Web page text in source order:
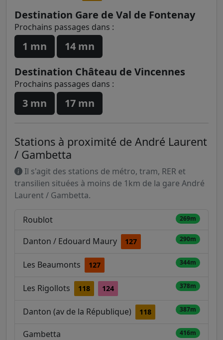
Destination Gare de Val de Fontenay
Prochains passages dans :
1 mn
14 mn
Destination Château de Vincennes
Prochains passages dans :
3 mn 17 mn
Stations à proximité de André Laurent
/ Gambetta
Il s'agit des stations de métro, tram, RER et
transilien situées à moins de 1km de la gare André
Laurent / Gambetta.
Roublot 269m
Danton / Edouard Maury 127 290m
Les Beaumonts 127 344m
Les Rigollots 118 124 378m
Danton (av de la République) 118 387m
Gambetta 416m